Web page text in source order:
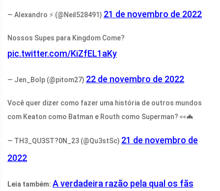
— Alexandro ⚡ (@Neil528491) 21 de novembro de 2022
Nossos Supes para Kingdom Come?
pic.twitter.com/KiZfEL1aKy
— Jen_Bolp (@pitom27) 22 de novembro de 2022
Você quer dizer como fazer uma história de outros mundos
com Keaton como Batman e Routh como Superman? 👀🦇
— TH3_QU3ST?0N_23 (@Qu3stSc) 21 de novembro de
2022
Leia também: A verdadeira razão pela qual os fãs